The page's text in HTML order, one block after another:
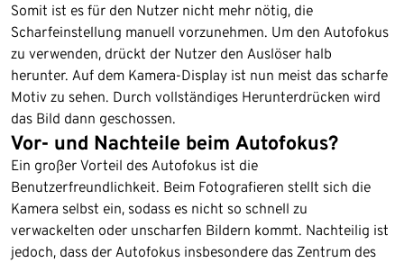
Somit ist es für den Nutzer nicht mehr nötig, die
Scharfeinstellung manuell vorzunehmen. Um den Autofokus
zu verwenden, drückt der Nutzer den Auslöser halb
herunter. Auf dem Kamera-Display ist nun meist das scharfe
Motiv zu sehen. Durch vollständiges Herunterdrücken wird
das Bild dann geschossen.
Vor- und Nachteile beim Autofokus?
Ein großer Vorteil des Autofokus ist die
Benutzerfreundlichkeit. Beim Fotografieren stellt sich die
Kamera selbst ein, sodass es nicht so schnell zu
verwackelten oder unscharfen Bildern kommt. Nachteilig ist
jedoch, dass der Autofokus insbesondere das Zentrum des